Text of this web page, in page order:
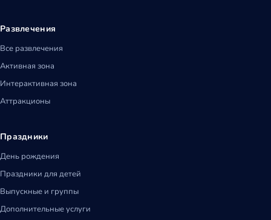
Развлечения
Все развлечения
Активная зона
Интерактивная зона
Аттракционы
Праздники
День рождения
Праздники для детей
Выпускные и группы
Дополнительные услуги